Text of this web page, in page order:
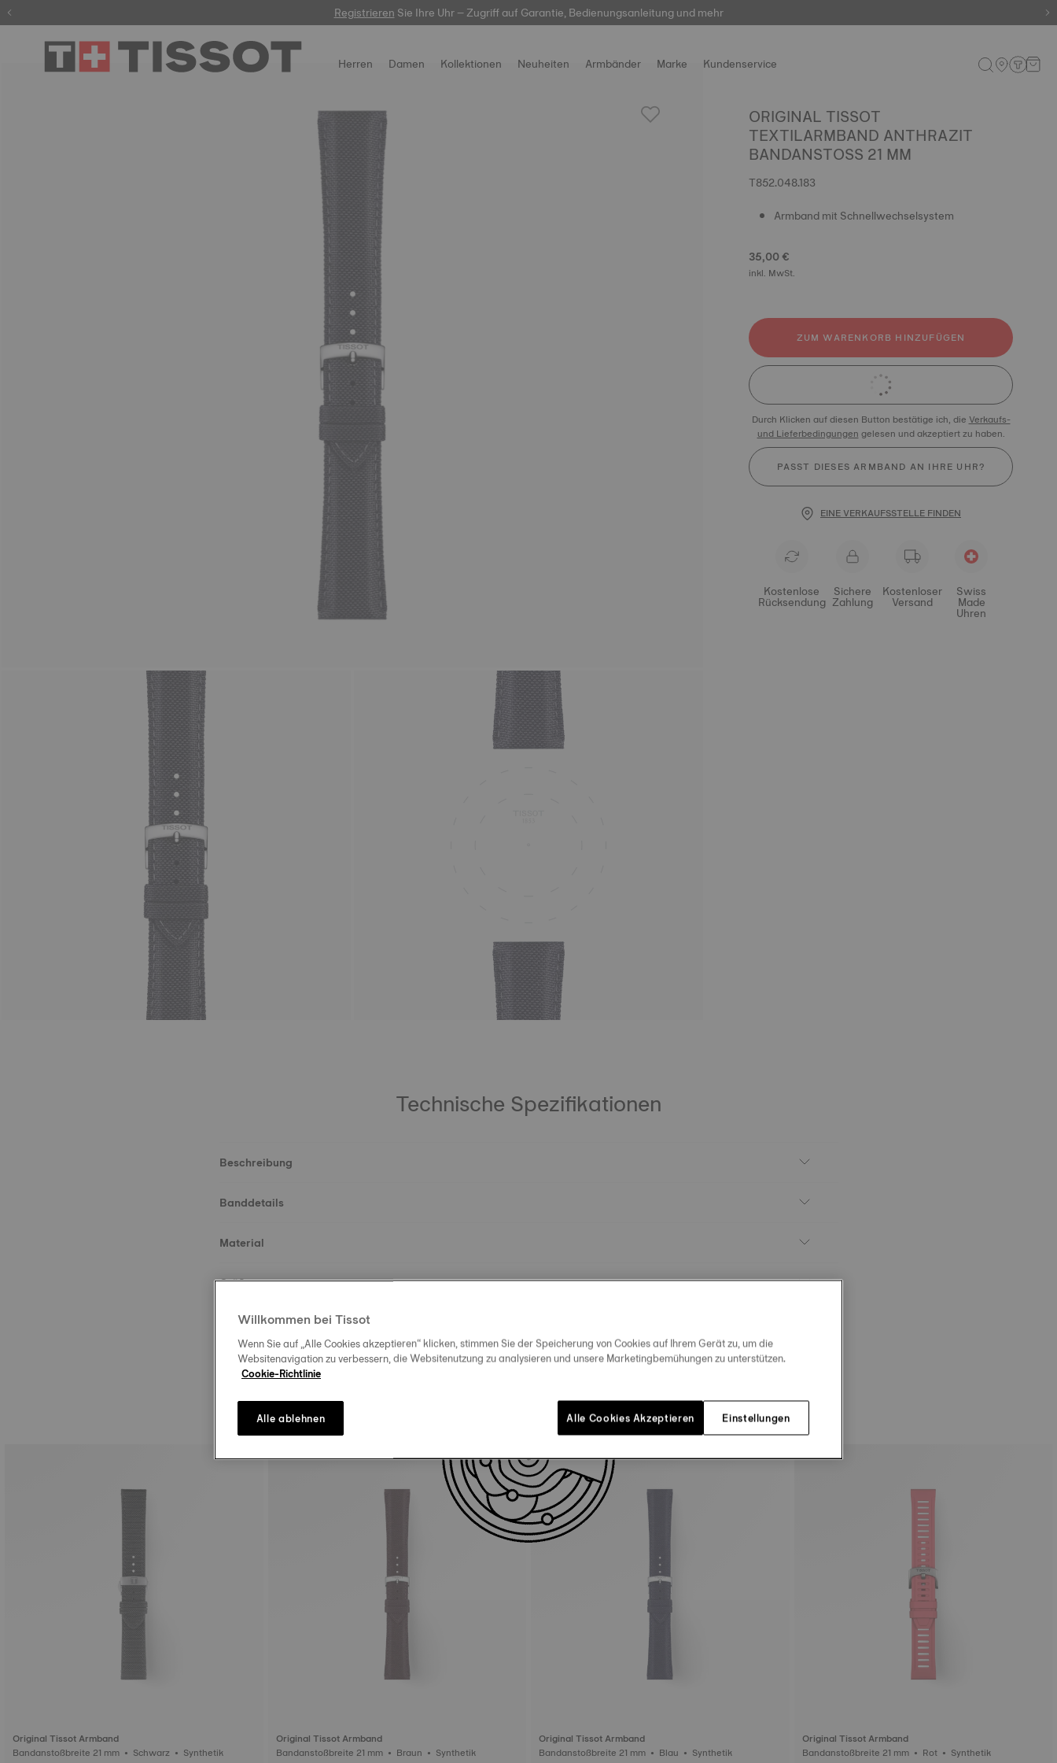
hier
RegistrierenSie Ihre Uhr – Zugriff auf Garantie, Bedienungsanleitung und mehr
Herren Damen Kollektionen Neuheiten Armbänder Marke Kundenservice
ORIGINAL TISSOT
TEXTILARMBAND ANTHRAZIT
BANDANSTOSS 21 MM
T852.048.183
Armband mit Schnellwechselsystem
35,00 €
inkl. MwSt.
ZUM WARENKORB HINZUFÜGEN
Durch Klicken auf diesen Button bestätige ich, dieVerkaufs-
und Lieferbedingungengelesen und akzeptiert zu haben.
PASST DIESES ARMBAND AN IHRE UHR?
EINE VERKAUFSSTELLE FINDEN
Kostenlose
Rücksendung
Sichere
Zahlung
Kostenloser
Versand
Swiss
Made
Uhren
Technische Spezifikationen
Beschreibung
Banddetails
Material
Größe
Schließe
Entdecken Sie ähnliche Produkte
Original Tissot Armband
Bandanstoßbreite 21 mm • Schwarz • Synthetik
Original Tissot Armband
Bandanstoßbreite 21 mm • Braun • Synthetik
Original Tissot Armband
Bandanstoßbreite 21 mm • Blau • Synthetik
Original Tissot Armband
Bandanstoßbreite 21 mm • Rot • Synthetik
Willkommen bei Tissot
Wenn Sie auf „Alle Cookies akzeptieren“ klicken, stimmen Sie der Speicherung von Cookies auf Ihrem Gerät zu, um die
Websitenavigation zu verbessern, die Websitenutzung zu analysieren und unsere Marketingbemühungen zu unterstützen.
Cookie-Richtlinie
Einstellungen
Alle ablehnen Alle Cookies Akzeptieren